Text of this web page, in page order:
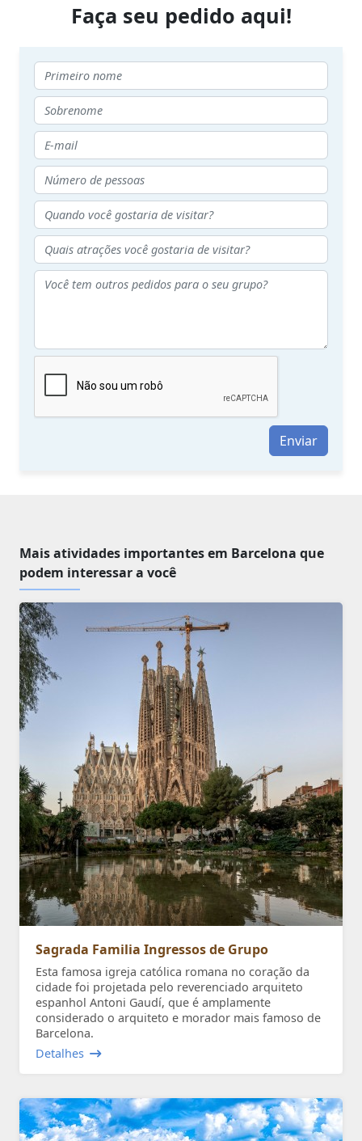
Faça seu pedido aqui!
Enviar
Mais atividades importantes em Barcelona que
podem interessar a você
Sagrada Familia Ingressos de Grupo
Esta famosa igreja católica romana no coração da
cidade foi projetada pelo reverenciado arquiteto
espanhol Antoni Gaudí, que é amplamente
considerado o arquiteto e morador mais famoso de
Barcelona.
Detalhes